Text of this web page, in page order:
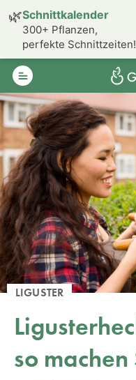
LIGUSTER
so
🌿Schnittkalender
300+ Pflanzen,
perfekte Schnittzeiten!